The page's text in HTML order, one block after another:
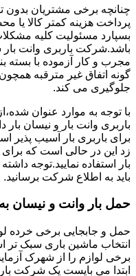
چنانچه برخی مشتریان
پرداخت هزینه کمتر کالا یا
بسپارد مسئولیت کلیه
باشد.شرکت باربری وانت بار
مجرب و کار آزموده با بسته
گونه اتفاق غیر مترقبه
جلوگیری می کند.
با توجه به موارد عنوان
باربری وانت بار و نیسان بار
برای باربری بار آسیب پذیر
زد این در حالی است که برای
بار استفاده نمایید.توجه
باید به اطلاع شرکت برسانید.
حمل بار وانت و نیسان
حمل و جابجایی برخی خرده
انتخاب ماشین باری سبک تر
برخی لوازم را از شهرک
ابتدا می بایست یک شرکت